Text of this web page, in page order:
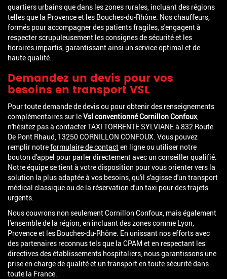
quartiers urbains que dans les zones rurales, incluant des régions
telles que la Provence et les Bouches-du-Rhône. Nos chauffeurs,
formés pour accompagner des patients fragiles, s'engagent à
respecter scrupuleusement les consignes de sécurité et les
horaires impartis, garantissant ainsi un service optimal et de
haute qualité.
Demandez un devis pour vos
besoins en transport VSL
Pour toute demande de devis ou pour obtenir des renseignements
complémentaires sur leVsl conventionné Cornillon Confoux,
n'hésitez pas à contacter TAXI TORRENTE SYLVIANE à 832 Route
De Pont Rhaud, 13250 CORNILLON CONFOUX. Vous pouvez
remplir notreformulaire de contacten ligne ou utiliser notre
bouton d'appel pour parler directement avec un conseiller qualifié.
Notre équipe se tient à votre disposition pour vous orienter vers la
solution la plus adaptée à vos besoins, qu'il s'agisse d'un transport
médical classique ou de la réservation d'un taxi pour des trajets
urgents.
Nous couvrons non seulement Cornillon Confoux, mais également
l'ensemble de la région, en incluant des zones comme Lyon,
Provence et les Bouches-du-Rhône. En unissant nos efforts avec
des partenaires reconnus tels que la CPAM et en respectant les
directives des établissements hospitaliers, nous garantissons une
prise en charge de qualité et un transport en toute sécurité dans
toute la France.